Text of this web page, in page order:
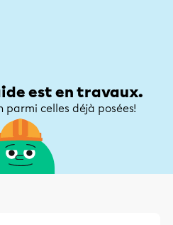
est en travaux.
celles déjà posées!